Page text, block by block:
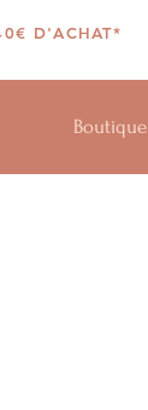
D'ACHAT*
Boutique